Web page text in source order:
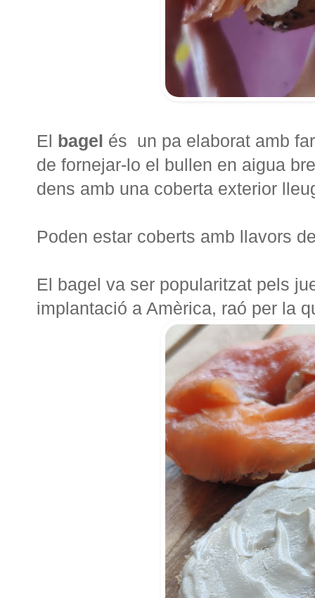
El bagel és un pa elaborat amb
de fornejar-lo el bullen en aigua
dens amb una coberta exterior
Poden estar coberts amb llavors
El bagel va ser popularitzat pels
implantació a Amèrica, raó per la